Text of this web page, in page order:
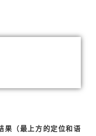
果（最上方的定位和语